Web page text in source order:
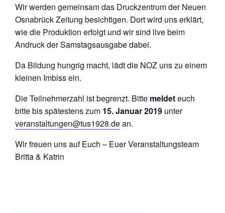
Wir werden gemeinsam das Druckzentrum der Neuen
Osnabrück Zeitung besichtigen. Dort wird uns erklärt,
wie die Produktion erfolgt und wir sind live beim
Andruck der Samstagsausgabe dabei.
Da Bildung hungrig macht, lädt die NOZ uns zu einem
kleinen Imbiss ein.
Die Teilnehmerzahl ist begrenzt. Bitte meldeteuch
bitte bis spätestens zum 15. Januar 2019 unter
veranstaltungen@tus1928.dean.
Wir freuen uns auf Euch – Euer Veranstaltungsteam
Britta & Katrin